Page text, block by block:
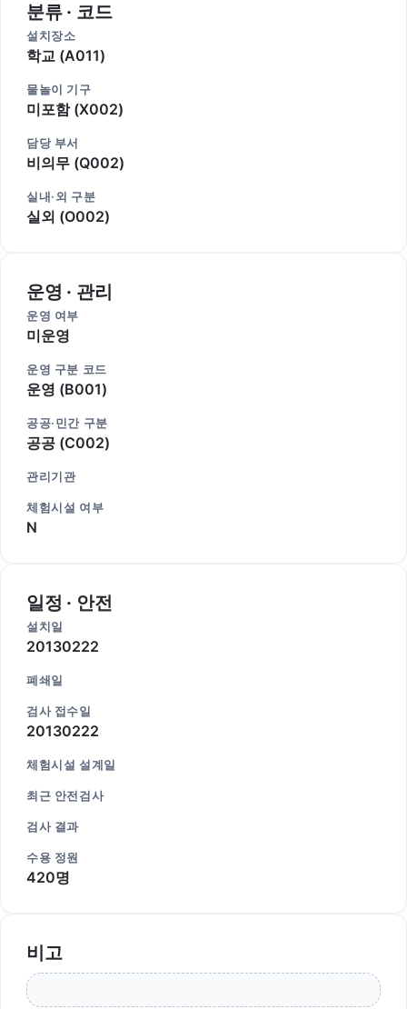
분류 · 코드
설치장소
학교 (A011)
물놀이 기구
미포함 (X002)
담당 부서
비의무 (Q002)
실내·외 구분
실외 (O002)
운영 · 관리
운영 여부
미운영
운영 구분 코드
운영 (B001)
공공·민간 구분
공공 (C002)
관리기관
체험시설 여부
N
일정 · 안전
설치일
20130222
폐쇄일
검사 접수일
20130222
체험시설 설계일
최근 안전검사
검사 결과
수용 정원
420명
비고